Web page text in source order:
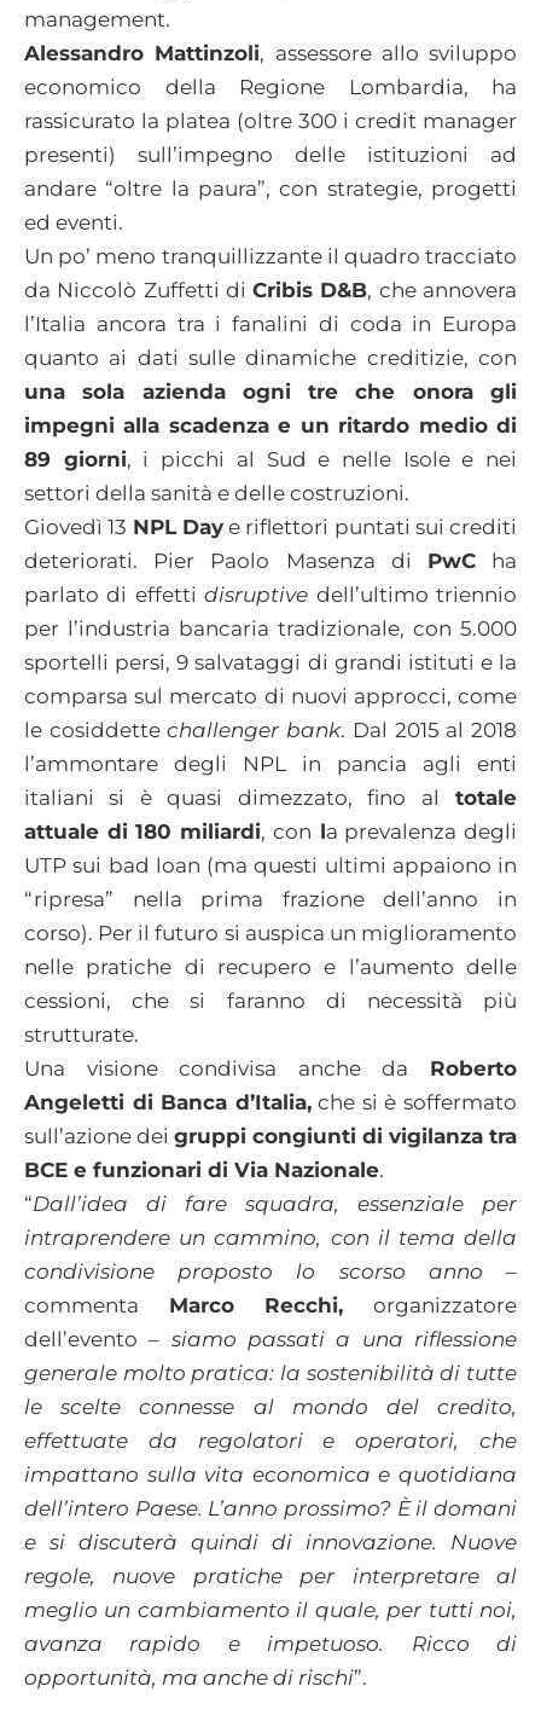
management.
Alessandro Mattinzoli, assessore allo sviluppo
economico della Regione Lombardia, ha
rassicurato la platea (oltre 300 i credit manager
presenti) sull’impegno delle istituzioni ad
andare “oltre la paura”, con strategie, progetti
ed eventi.
Un po’ meno tranquillizzante il quadro tracciato
da Niccolò Zuffetti diCribis D&B, che annovera
l’Italia ancora tra i fanalini di coda in Europa
quanto ai dati sulle dinamiche creditizie, con
una sola azienda ogni tre che onora gli
impegni alla scadenza e un ritardo medio di
89 giorni, i picchi al Sud e nelle Isole e nei
settori della sanità e delle costruzioni.
Giovedì 13 NPL Daye riflettori puntati sui crediti
deteriorati. Pier Paolo Masenza di PwCha
parlato di effettidisruptive dell’ultimo triennio
per l’industria bancaria tradizionale, con 5.000
sportelli persi, 9 salvataggi di grandi istituti e la
comparsa sul mercato di nuovi approcci, come
le cosiddettechallenger bank. Dal 2015 al 2018
l’ammontare degli NPL in pancia agli enti
italiani si è quasi dimezzato, fino al totale
attuale di 180 miliardi, con la prevalenza degli
UTP sui bad loan (ma questi ultimi appaiono in
“ripresa” nella prima frazione dell’anno in
corso). Per il futuro si auspica un miglioramento
nelle pratiche di recupero e l’aumento delle
cessioni, che si faranno di necessità più
strutturate.
Una visione condivisa anche da Roberto
Angeletti di Banca d’Italia,che si è soffermato
sull’azione dei gruppi congiunti di vigilanza tra
BCE e funzionari di Via Nazionale.
“Dall’idea di fare squadra, essenziale per
intraprendere un cammino, con il tema della
condivisione proposto lo scorso anno –
commenta Marco Recchi, organizzatore
dell’evento – siamo passati a una riflessione
generale molto pratica: la sostenibilità di tutte
le scelte connesse al mondo del credito,
effettuate da regolatori e operatori, che
impattano sulla vita economica e quotidiana
dell’intero Paese. L’anno prossimo? È il domani
e si discuterà quindi di innovazione. Nuove
regole, nuove pratiche per interpretare al
meglio un cambiamento il quale, per tutti noi,
avanza rapido e impetuoso. Ricco di
opportunità, ma anche di rischi”.